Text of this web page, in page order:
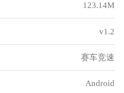
不同汽车的驾驶体验也会不
可以自由使用它们。不同的
大量
场景中进行选择，
123.14M
v1.2
赛车竞速
Android